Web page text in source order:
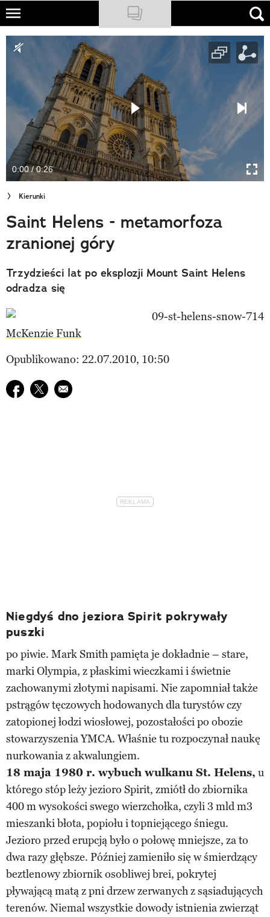
Skip
main
NATIONAL GEOGRAPHIC
PODCASTY
Sklep
Newsletter
Cuda Polski
Wielki Konkurs Fotograficzny
Trendbook Podróżniczy
Polecane
0:00 / 0:26
Kierunki
Saint Helens - metamorfoza
zranionej góry
Trzydzieści lat po eksplozji Mount Saint Helens
odradza się
McKenzie Funk
Opublikowano: 22.07.2010, 10:50
Udostępnij na facebook
Udostępnij na twitter
E-mail do przyjaciela
Niegdyś dno jeziora Spirit pokrywały
puszki
po piwie. Mark Smith pamięta je dokładnie – stare,
marki Olympia, z płaskimi wieczkami i świetnie
zachowanymi złotymi napisami. Nie zapomniał także
pstrągów tęczowych hodowanych dla turystów czy
zatopionej łodzi wiosłowej, pozostałości po obozie
stowarzyszenia YMCA. Właśnie tu rozpoczynał naukę
nurkowania z akwalungiem.
18 maja 1980 r. wybuch wulkanu St. Helens, u
którego stóp leży jezioro Spirit, zmiótł do zbiornika
400 m wysokości swego wierzchołka, czyli 3 mld m3
mieszanki błota, popiołu i topniejącego śniegu.
Jezioro przed erupcją było o połowę mniejsze, za to
dwa razy głębsze. Później zamieniło się w śmierdzący
beztlenowy zbiornik osobliwej brei, pokrytej
pływającą matą z pni drzew zerwanych z sąsiadujących
terenów. Niemal wszystkie dowody istnienia zwierząt